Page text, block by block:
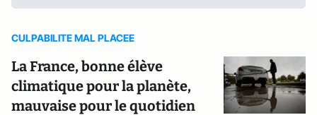
CULPABILITE MAL PLACEE
La France, bonne élève
climatique pour la planète,
mauvaise pour le quotidien